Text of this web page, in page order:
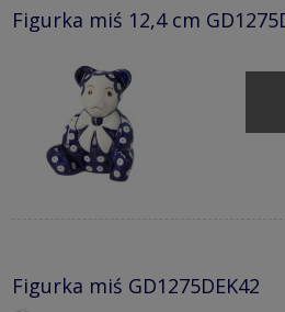
Figurka miś 12,4 cm
Figurka miś GD1275DEK42